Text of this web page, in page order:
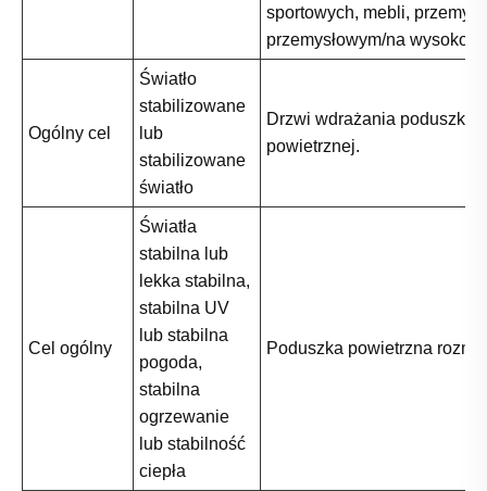
sportowych, mebli,
przemysłowym/na
Ogólny cel
Światło
stabilizowane
lub
stabilizowane
światło
Drzwi wdrażania poduszki
powietrznej.
Cel ogólny
Światła
stabilna lub
lekka stabilna,
stabilna UV
lub stabilna
pogoda,
stabilna
ogrzewanie
lub stabilność
ciepła
Poduszka powietrzna